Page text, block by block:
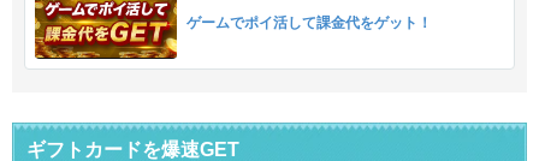
ゲームでポイ活して課金代をゲット！
ギフトカードを爆速GET